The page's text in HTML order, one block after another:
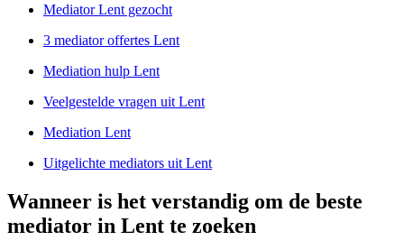
Mediator Lent gezocht
3 mediator offertes Lent
Mediation hulp Lent
Veelgestelde vragen uit Lent
Mediation Lent
Uitgelichte mediators uit Lent
Wanneer is het verstandig om de beste
mediator in Lent te zoeken